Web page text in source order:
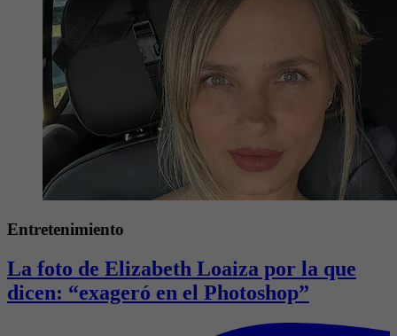
Entretenimiento
La foto de Elizabeth Loaiza por la que
dicen: “exageró en el Photoshop”